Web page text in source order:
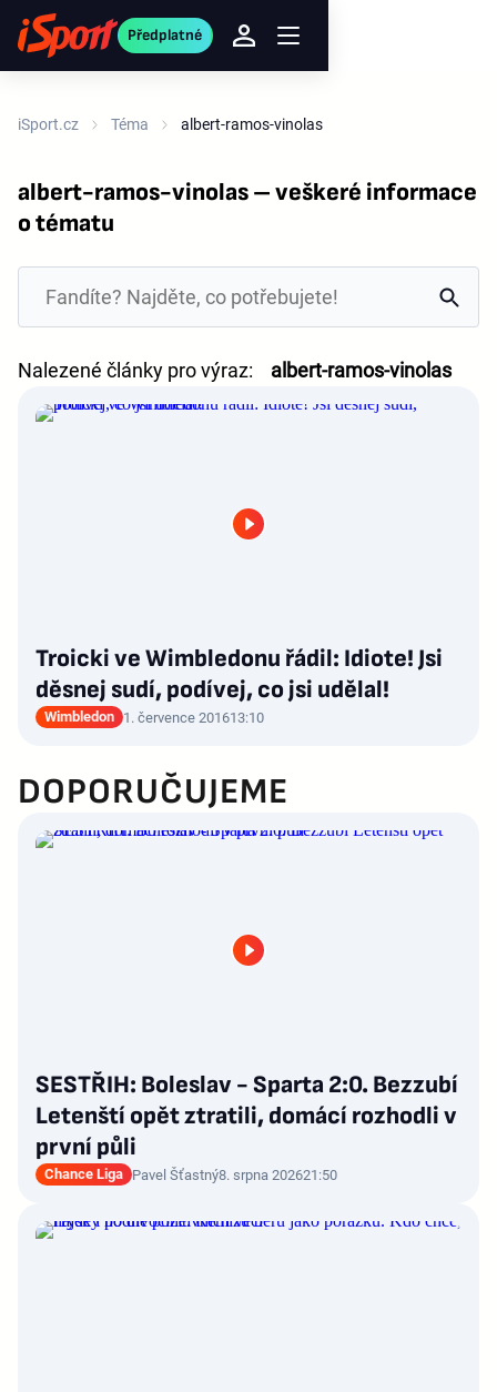
Předplatné
iSport.cz Téma albert-ramos-vinolas
albert-ramos-vinolas – veškeré informace
o tématu
Nalezené články pro výraz: albert-ramos-vinolas
Troicki ve Wimbledonu řádil: Idiote! Jsi
děsnej sudí, podívej, co jsi udělal!
Wimbledon 1. července 201613:10
DOPORUČUJEME
SESTŘIH: Boleslav - Sparta 2:0. Bezzubí
Letenští opět ztratili, domácí rozhodli v
první půli
Chance Liga Pavel Šťastný8. srpna 202621:50